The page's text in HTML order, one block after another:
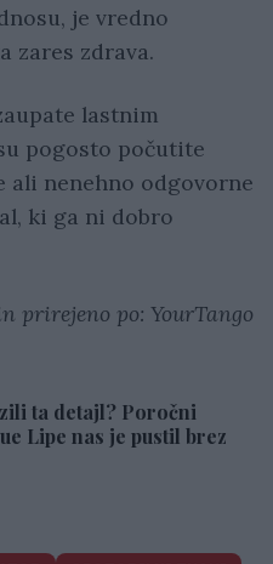
je vredno
zares zdrava.
lastnim
pogosto počutite
ali nenehno odgovorne
ki ga ni dobro
prirejeno po: YourTango
ta detajl? Poročni
Lipe nas je pustil brez